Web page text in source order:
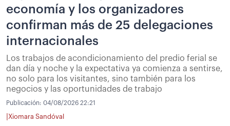
economía y los organizadores
confirman más de 25 delegaciones
internacionales
Los trabajos de acondicionamiento del predio ferial se
dan día y noche y la expectativa ya comienza a sentirse,
no solo para los visitantes, sino también para los
negocios y las oportunidades de trabajo
Publicación: 04/08/2026 22:21
Xiomara Sandóval